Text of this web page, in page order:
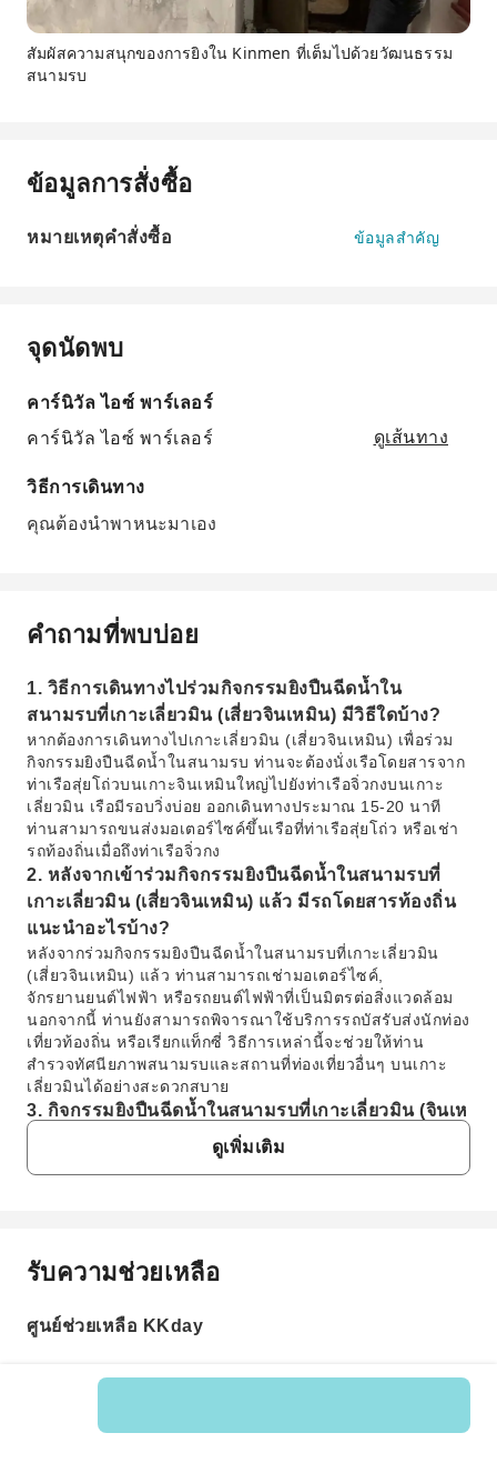
สัมผัสความสนุกของการยิงใน Kinmen ที่เต็มไปด้วยวัฒนธรรม
สนามรบ
ข้อมูลการสั่งซื้อ
หมายเหตุคำสั่งซื้อ ข้อมูลสำคัญ
จุดนัดพบ
คาร์นิวัล ไอซ์ พาร์เลอร์
คาร์นิวัล ไอซ์ พาร์เลอร์
ดูเส้นทาง
วิธีการเดินทาง
คุณต้องนำพาหนะมาเอง
คำถามที่พบบ่อย
1. วิธีการเดินทางไปร่วมกิจกรรมยิงปืนฉีดน้ำใน
สนามรบที่เกาะเลี่ยวมิน (เสี่ยวจินเหมิน) มีวิธีใดบ้าง?
หากต้องการเดินทางไปเกาะเลี่ยวมิน (เสี่ยวจินเหมิน) เพื่อร่วม
กิจกรรมยิงปืนฉีดน้ำในสนามรบ ท่านจะต้องนั่งเรือโดยสารจาก
ท่าเรือสุ่ยโถ่วบนเกาะจินเหมินใหญ่ไปยังท่าเรือจิ่วกงบนเกาะ
เลี่ยวมิน เรือมีรอบวิ่งบ่อย ออกเดินทางประมาณ 15-20 นาที
ท่านสามารถขนส่งมอเตอร์ไซค์ขึ้นเรือที่ท่าเรือสุ่ยโถ่ว หรือเช่า
รถท้องถิ่นเมื่อถึงท่าเรือจิ่วกง
2. หลังจากเข้าร่วมกิจกรรมยิงปืนฉีดน้ำในสนามรบที่
เกาะเลี่ยวมิน (เสี่ยวจินเหมิน) แล้ว มีรถโดยสารท้องถิ่น
แนะนำอะไรบ้าง?
หลังจากร่วมกิจกรรมยิงปืนฉีดน้ำในสนามรบที่เกาะเลี่ยวมิน
(เสี่ยวจินเหมิน) แล้ว ท่านสามารถเช่ามอเตอร์ไซค์,
จักรยานยนต์ไฟฟ้า หรือรถยนต์ไฟฟ้าที่เป็นมิตรต่อสิ่งแวดล้อม
นอกจากนี้ ท่านยังสามารถพิจารณาใช้บริการรถบัสรับส่งนักท่อง
เที่ยวท้องถิ่น หรือเรียกแท็กซี่ วิธีการเหล่านี้จะช่วยให้ท่าน
สำรวจทัศนียภาพสนามรบและสถานที่ท่องเที่ยวอื่นๆ บนเกาะ
เลี่ยวมินได้อย่างสะดวกสบาย
3. กิจกรรมยิงปืนฉีดน้ำในสนามรบที่เกาะเลี่ยวมิน (จินเห
มิน) มีเนื้อหาและลักษณะเด่นหลักอย่างไร?
กิจกรรมนี้จะให้ผู้เข้าร่วมสวมชุดเกราะเต็มยศ ใช้อาวุธปืน WB
เอกลักษณ์และความสนุกสนานของการรุกและรับในซากปรักหัก
4. กิจกรรมยิงปืนฉีดน้ำในสนามรบที่เกาะเลี่ยวมิน (จินเห
ดูเพิ่มเติม
คำถามที่พบบ่อย
1. วิธีการเดินทางไปร่วมกิจกรรมยิงปืนฉีดน้ำใน
หากต้องการเดินทางไปเกาะเลี่ยวมิน (เสี่ยวจินเหมิน) เพื่อ
โดยสารจากท่าเรือสุ่ยโถ่วบนเกาะจินเหมินใหญ่ไปยังท่าเรือ
รับความช่วยเหลือ
ศูนย์ช่วยเหลือ KKday
รหัสสินค้า: 101753